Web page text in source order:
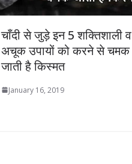
चाँदी से जुड़े इन 5 शक्तिशाली व
अचूक उपायों को करने से चमक
जाती है किस्मत
January 16, 2019